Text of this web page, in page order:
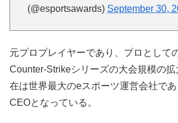
(@esportsawards) September 30,
元プロプレイヤーであり、プロとして
Counter-Strikeシリーズの大会規模の
在は世界最大のeスポーツ運営会社で
CEOとなっている。